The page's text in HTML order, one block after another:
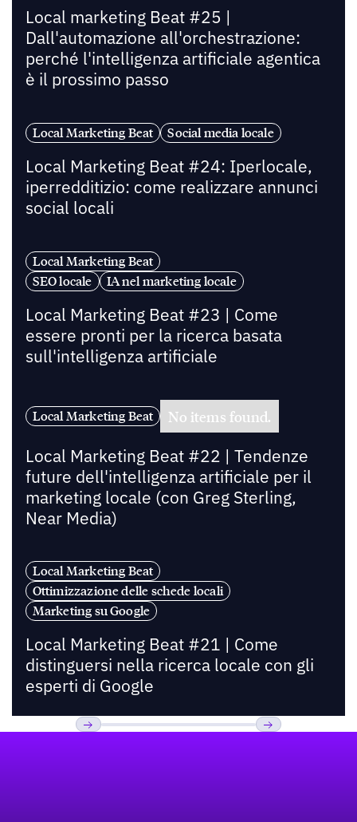
Local marketing Beat #25 |
Dall'automazione all'orchestrazione:
perché l'intelligenza artificiale agentica
è il prossimo passo
Local Marketing Beat Social media locale
Local Marketing Beat #24: Iperlocale,
iperredditizio: come realizzare annunci
social locali
Local Marketing Beat
SEO locale
IA nel marketing locale
Local Marketing Beat #23 | Come
essere pronti per la ricerca basata
sull'intelligenza artificiale
Local Marketing Beat No items found.
Local Marketing Beat #22 | Tendenze
future dell'intelligenza artificiale per il
marketing locale (con Greg Sterling,
Near Media)
Local Marketing Beat
Ottimizzazione delle schede locali
Marketing su Google
Local Marketing Beat #21 | Come
distinguersi nella ricerca locale con gli
esperti di Google